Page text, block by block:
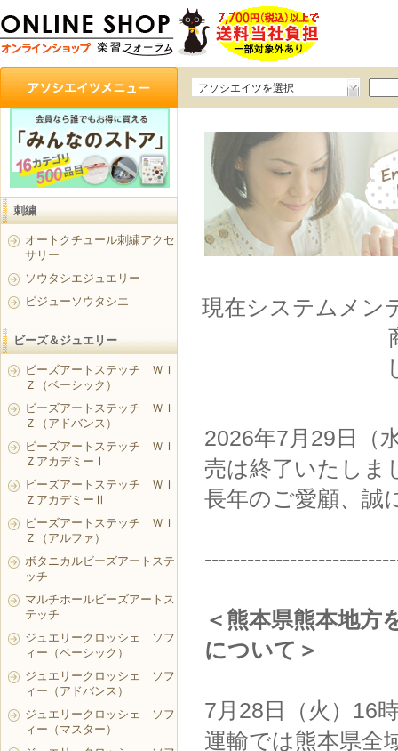
アソシエイツを選択
現在システムメン
2026年7月29日（
売は終了いたしま
長年のご愛顧、誠
＜熊本県熊本地方
について＞
7月28日（火）16
運輸では熊本県全
刺繍
オートクチュール刺繍アクセ
サリー
ソウタシエジュエリー
ビジューソウタシエ
ビーズ＆ジュエリー
ビーズアートステッチ ＷＩ
Ｚ（ベーシック）
ビーズアートステッチ ＷＩ
Ｚ（アドバンス）
ビーズアートステッチ ＷＩ
ＺアカデミーⅠ
ビーズアートステッチ ＷＩ
ＺアカデミーⅡ
ビーズアートステッチ ＷＩ
Ｚ（アルファ）
ボタニカルビーズアートステ
ッチ
マルチホールビーズアートス
テッチ
ジュエリークロッシェ ソフ
ィー（ベーシック）
ジュエリークロッシェ ソフ
ィー（アドバンス）
ジュエリークロッシェ ソフ
ィー（マスター）